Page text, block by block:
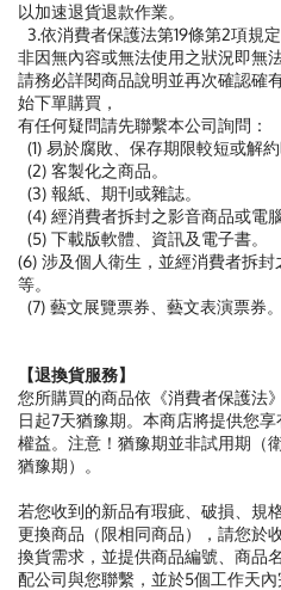
以加速退貨退款作業。
3.依消費者保護法第19條第2項規
非因無內容或無法使用之狀況即無法
請務必詳閱商品說明並再次確認確
始下單購買，
有任何疑問請先聯繫本公司詢問：
(1) 易於腐敗、保存期限較短或解約
(2) 客製化之商品。
(3) 報紙、期刊或雜誌。
(4) 經消費者拆封之影音商品或電腦
(5) 下載版軟體、資訊及電子書。
(6) 涉及個人衛生，並經消費者拆
等。
(7) 藝文展覽票券、藝文表演票券。
【退換貨服務】
您所購買的商品依《消費者保護法
日起7天猶豫期。本商店將提供您
權益。注意！猶豫期並非試用期（
猶豫期）。
若您收到的新品有瑕疵、破損、規
更換商品（限相同商品），請您於
換貨需求，並提供商品編號、商品
配公司與您聯繫，並於5個工作天